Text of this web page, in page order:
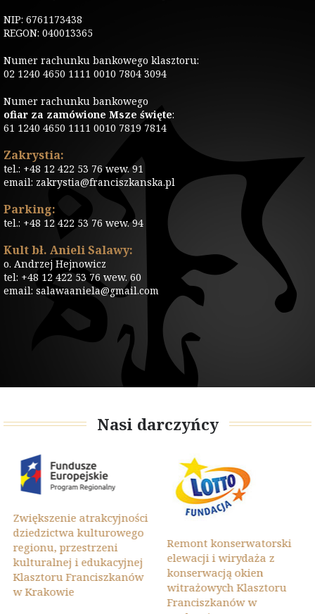
NIP: 6761173438
REGON: 040013365
Numer rachunku bankowego klasztoru:
02 1240 4650 1111 0010 7804 3094
Numer rachunku bankowego
ofiar za zamówione Msze święte:
61 1240 4650 1111 0010 7819 7814
Zakrystia:
tel.: +48 12 422 53 76 wew. 91
email: zakrystia@franciszkanska.pl
Parking:
tel.: +48 12 422 53 76 wew. 94
Kult bł. Anieli Salawy:
o. Andrzej Hejnowicz
tel: +48 12 422 53 76 wew. 60
email: salawaaniela@gmail.com
Nasi darczyńcy
Zwiększenie atrakcyjności
dziedzictwa kulturowego
regionu, przestrzeni
kulturalnej i edukacyjnej
Klasztoru Franciszkanów
w Krakowie
Remont konserwatorski
elewacji i wirydaża z
konserwacją okien
witrażowych Klasztoru
Franciszkanów w